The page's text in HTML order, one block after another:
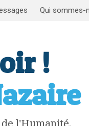
Qui sommes-
!
l'Humanité.